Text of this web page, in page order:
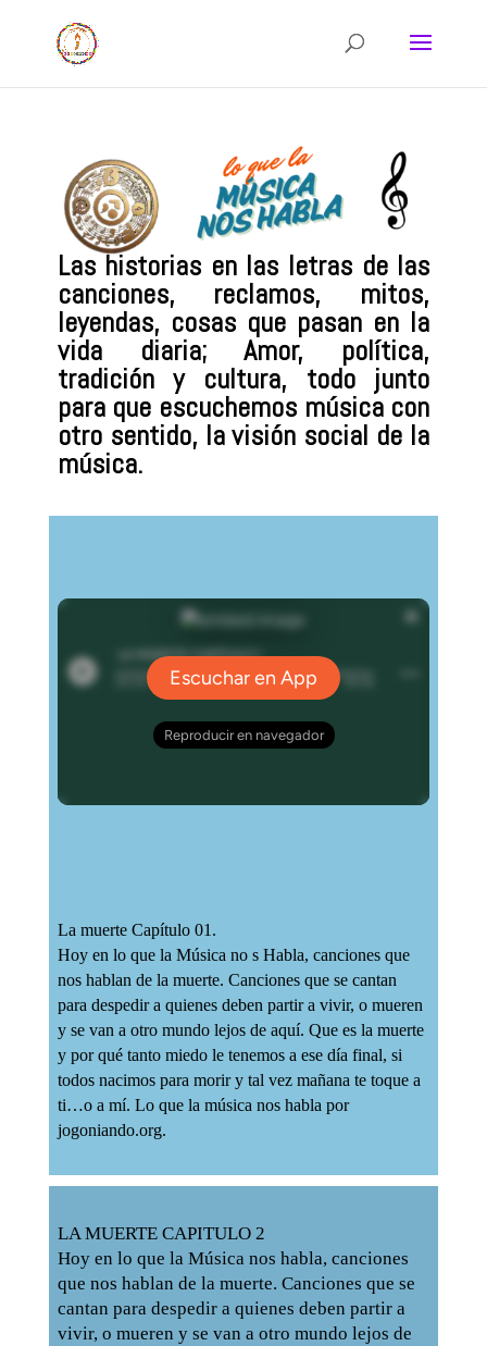
Las historias en las letras de las
canciones, reclamos, mitos,
leyendas, cosas que pasan en la
vida diaria; Amor, política,
tradición y cultura, todo junto
para que escuchemos música con
otro sentido, la visión social de la
música.
La muerte Capítulo 01.
Hoy en lo que la Música no s Habla, canciones que
nos hablan de la muerte. Canciones que se cantan
para despedir a quienes deben partir a vivir, o mueren
y se van a otro mundo lejos de aquí. Que es la muerte
y por qué tanto miedo le tenemos a ese día final, si
todos nacimos para morir y tal vez mañana te toque a
ti…o a mí. Lo que la música nos habla por
jogoniando.org.
LA MUERTE CAPITULO 2
Hoy en lo que la Música nos habla, canciones
que nos hablan de la muerte. Canciones que se
cantan para despedir a quienes deben partir a
vivir, o mueren y se van a otro mundo lejos de